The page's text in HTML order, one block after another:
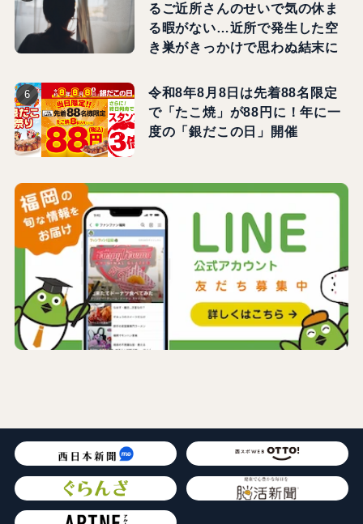
るご近所さんのせいで気の休ま
る暇がない…近所で発生した空
き巣がきっかけで思わぬ結末に
令和8年8月8日は先着88名限定
で「たこ焼」が88円に！年に一
度の「銀だこの日」開催